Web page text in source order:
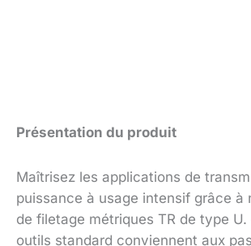
Présentation du produit
Maîtrisez les applications de
puissance à usage intensif grâce à
de filetage métriques TR de type U.
outils standard conviennent aux